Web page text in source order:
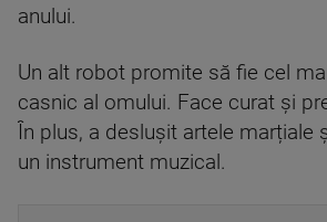
anului.
Un alt robot promite să fie cel
casnic al omului. Face curat și
În plus, a deslușit artele marțiale
un instrument muzical.